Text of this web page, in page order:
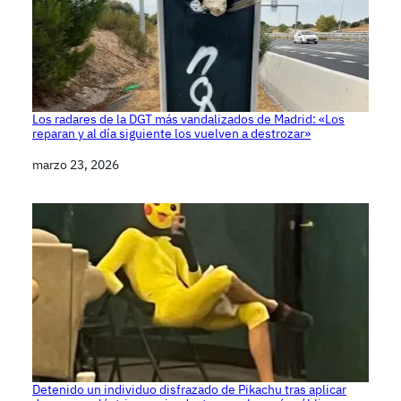
Los radares de la DGT más vandalizados de Madrid: «Los
reparan y al día siguiente los vuelven a destrozar»
Fecha
marzo 23, 2026
Detenido un individuo disfrazado de Pikachu tras aplicar